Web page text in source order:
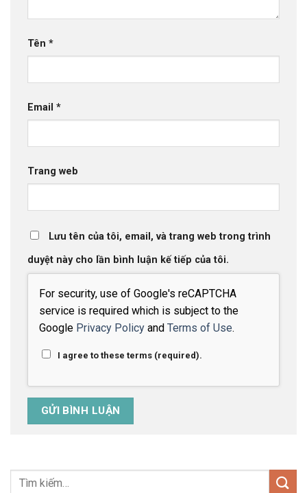
Tên *
Email *
Trang web
Lưu tên của tôi, email, và trang web trong trình
duyệt này cho lần bình luận kế tiếp của tôi.
For security, use of Google's reCAPTCHA
service is required which is subject to the
Google Privacy Policy and Terms of Use.
I agree to these terms (required).